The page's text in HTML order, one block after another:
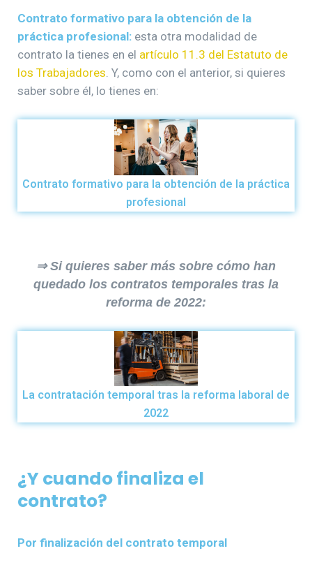
Contrato formativo para la obtención de la
práctica profesional: esta otra modalidad de
contrato la tienes en el artículo 11.3 del Estatuto de
los Trabajadores. Y, como con el anterior, si quieres
saber sobre él, lo tienes en:
Contrato formativo para la obtención de la práctica
profesional
⇒ Si quieres saber más sobre cómo han
quedado los contratos temporales tras la
reforma de 2022:
La contratación temporal tras la reforma laboral de
2022
¿Y cuando finaliza el
contrato?
Por finalización del contrato temporal